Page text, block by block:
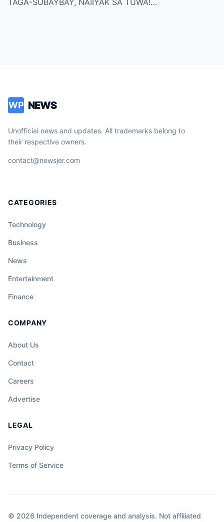
WP NEWS
Unofficial news and updates. All trademarks belong to
their respective owners.
contact@newsjer.com
CATEGORIES
Technology
Business
News
Entertainment
Finance
COMPANY
About Us
Contact
Careers
Advertise
LEGAL
Privacy Policy
Terms of Service
© 2026 Independent coverage and analysis. Not affiliated